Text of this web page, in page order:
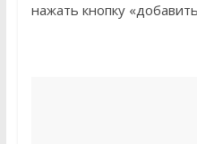
нажать кнопку